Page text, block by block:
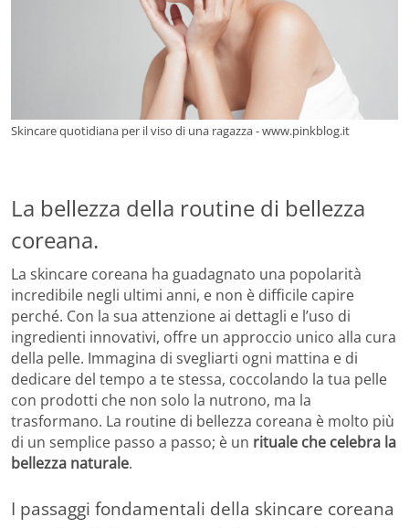
Skincare quotidiana per il viso di una ragazza - www.pinkblog.it
La bellezza della routine di bellezza
coreana.
La skincare coreana ha guadagnato una popolarità
incredibile negli ultimi anni, e non è difficile capire
perché. Con la sua attenzione ai dettagli e l’uso di
ingredienti innovativi, offre un approccio unico alla cura
della pelle. Immagina di svegliarti ogni mattina e di
dedicare del tempo a te stessa, coccolando la tua pelle
con prodotti che non solo la nutrono, ma la
trasformano. La routine di bellezza coreana è molto più
di un semplice passo a passo; è un rituale che celebra la
bellezza naturale.
I passaggi fondamentali della skincare coreana